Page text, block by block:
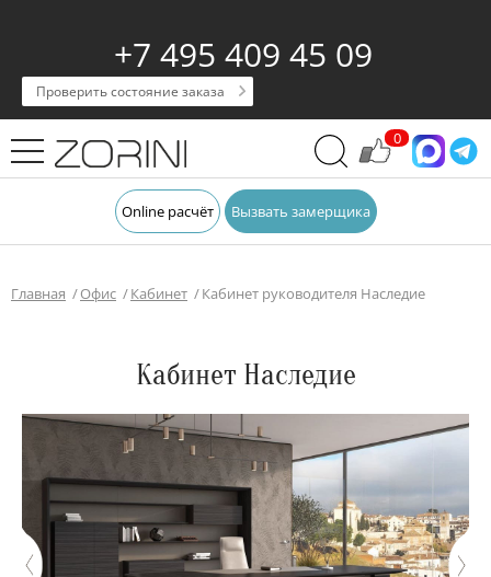
+7 495 409 45 09
Проверить состояние заказа
0
Online расчёт Вызвать замерщика
Главная Офис Кабинет Кабинет руководителя Наследие
Кабинет Наследие